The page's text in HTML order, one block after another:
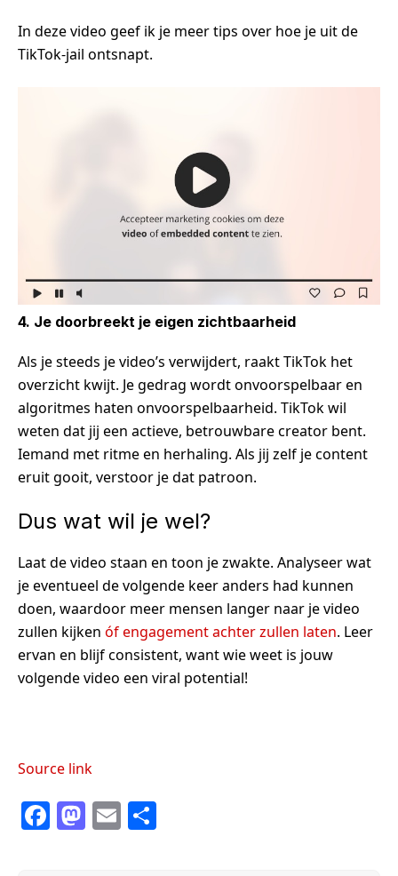
In deze video geef ik je meer tips over hoe je uit de
TikTok-jail ontsnapt.
4. Je doorbreekt je eigen zichtbaarheid
Als je steeds je video’s verwijdert, raakt TikTok het
overzicht kwijt. Je gedrag wordt onvoorspelbaar en
algoritmes haten onvoorspelbaarheid. TikTok wil
weten dat jij een actieve, betrouwbare creator bent.
Iemand met ritme en herhaling. Als jij zelf je content
eruit gooit, verstoor je dat patroon.
Dus wat wil je wel?
Laat de video staan en toon je zwakte. Analyseer wat
je eventueel de volgende keer anders had kunnen
doen, waardoor meer mensen langer naar je video
zullen kijken óf engagement achter zullen laten. Leer
ervan en blijf consistent, want wie weet is jouw
volgende video een viral potential!
Source link
F
M E